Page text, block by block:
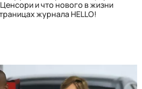
и что нового в жизни
журнала HELLO!